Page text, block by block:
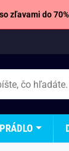
zľavami do